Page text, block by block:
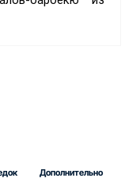
Дополнительно